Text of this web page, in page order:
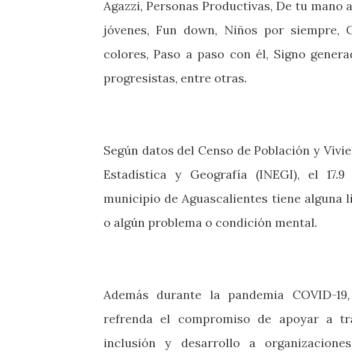
Agazzi, Personas Productivas, De tu
jóvenes, Fun down, Niños por
colores, Paso a paso con él, Signo
progresistas, entre otras.
Según datos del Censo de Población y
Estadística y Geografía (INEGI), el
municipio de Aguascalientes tiene
o algún problema o condición mental.
Además durante la pandemia COVID-
refrenda el compromiso de apoyar a
inclusión y desarrollo a